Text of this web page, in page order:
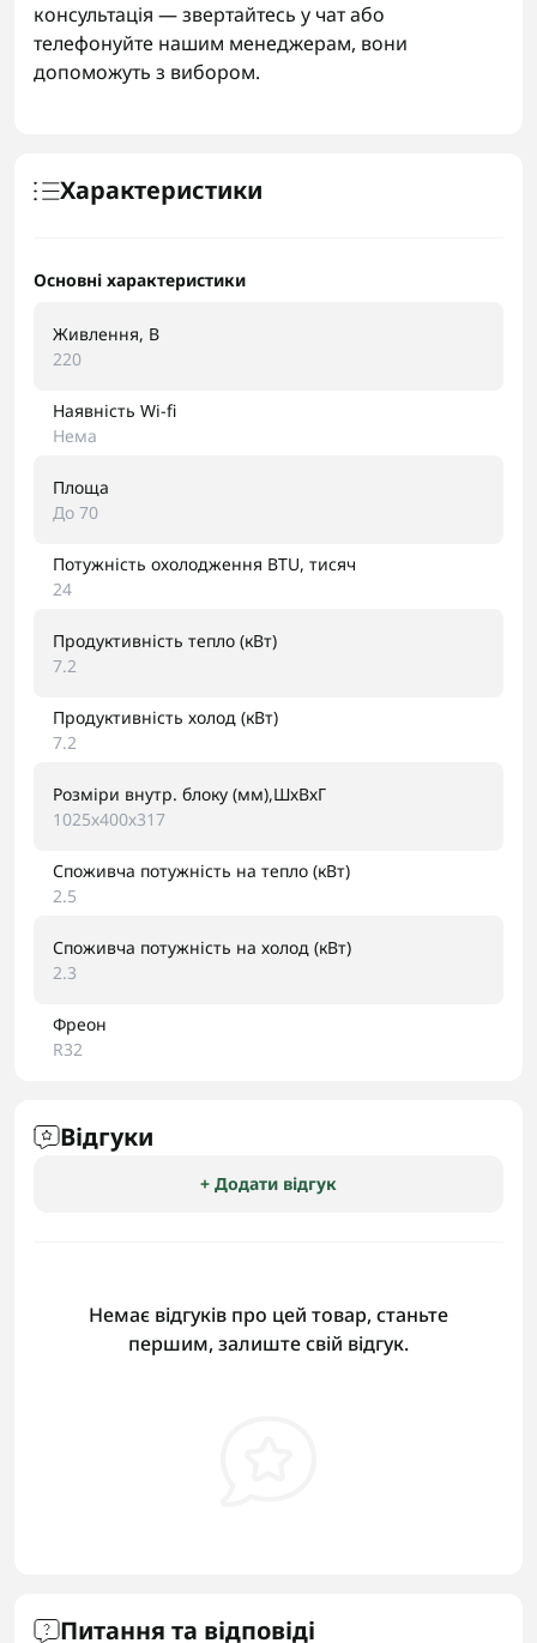
консультація — звертайтесь у чат або
телефонуйте нашим менеджерам, вони
допоможуть з вибором.
Характеристики
Основні характеристики
Живлення, В
220
Наявність Wi-fi
Нема
Площа
До 70
Потужність охолодження BTU, тисяч
24
Продуктивність тепло (кВт)
7.2
Продуктивність холод (кВт)
7.2
Розміри внутр. блоку (мм),ШхВхГ
1025х400х317
Споживча потужність на тепло (кВт)
2.5
Споживча потужність на холод (кВт)
2.3
Фреон
R32
Відгуки
+ Додати відгук
Немає відгуків про цей товар, станьте
першим, залиште свій відгук.
Питання та відповіді